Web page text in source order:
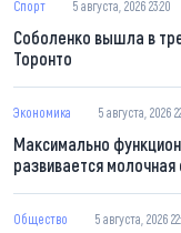
Спорт 5 августа, 2026 23:20
Соболенко вышла в
Торонто
Экономика 5 августа, 2026
Максимально
развивается
Общество 5 августа, 2026